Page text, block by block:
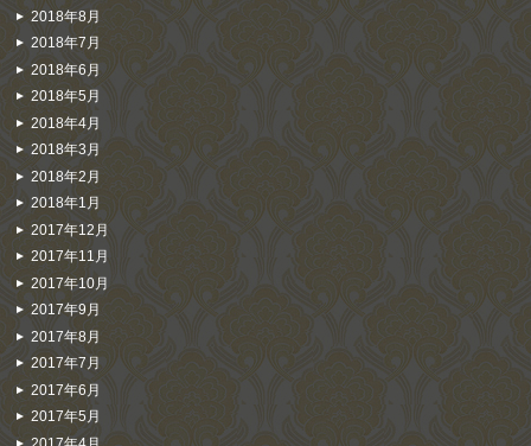
2018年8月
2018年7月
2018年6月
2018年5月
2018年4月
2018年3月
2018年2月
2018年1月
2017年12月
2017年11月
2017年10月
2017年9月
2017年8月
2017年7月
2017年6月
2017年5月